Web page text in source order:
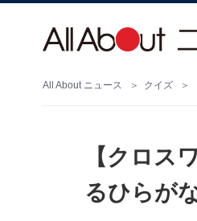
All About ニュース クイズ
【クロス
るひらが